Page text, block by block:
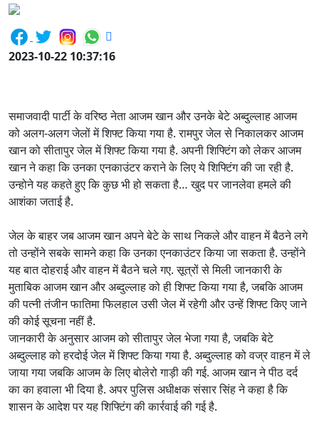
2023-10-22 10:37:16
समाजवादी पार्टी के वरिष्ठ नेता आजम खान और उनके बेटे अब्दुल्लाह आजम
को अलग-अलग जेलों में शिफ्ट किया गया है. रामपुर जेल से निकालकर आजम
खान को सीतापुर जेल में शिफ्ट किया गया है. अपनी शिफ्टिंग को लेकर आजम
खान ने कहा कि उनका एनकाउंटर कराने के लिए ये शिफ्टिंग की जा रही है.
उन्होने यह कहते हुए कि कुछ भी हो सकता है… खुद पर जानलेवा हमले की
आशंका जताई है.
जेल के बाहर जब आजम खान अपने बेटे के साथ निकले और वाहन में बैठने लगे
तो उन्होंने सबके सामने कहा कि उनका एनकाउंटर किया जा सकता है. उन्होंने
यह बात दोहराई और वाहन में बैठने चले गए. सूत्रों से मिली जानकारी के
मुताबिक आजम खान और अब्दुल्लाह को ही शिफ्ट किया गया है, जबकि आजम
की पत्नी तंजीन फातिमा फिलहाल उसी जेल में रहेगी और उन्हें शिफ्ट किए जाने
की कोई सूचना नहीं है.
जानकारी के अनुसार आजम को सीतापुर जेल भेजा गया है, जबकि बेटे
अब्दुल्लाह को हरदोई जेल में शिफ्ट किया गया है. अब्दुल्लाह को वज्र वाहन में ले
जाया गया जबकि आजम के लिए बोलेरो गाड़ी की गई. आजम खान ने पीठ दर्द
का का हवाला भी दिया है. अपर पुलिस अधीक्षक संसार सिंह ने कहा है कि
शासन के आदेश पर यह शिफ्टिंग की कार्रवाई की गई है.